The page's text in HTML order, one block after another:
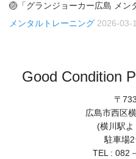
🏐「グランジョーカー広島 メン
メンタルトレーニング 2026-03-
Good Condition
〒
広島市西区
(横川駅
駐車場2
TEL : 082